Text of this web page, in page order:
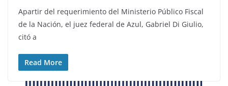
Apartir del requerimiento del Ministerio Público Fiscal
de la Nación, el juez federal de Azul, Gabriel Di Giulio,
citó a
Read More